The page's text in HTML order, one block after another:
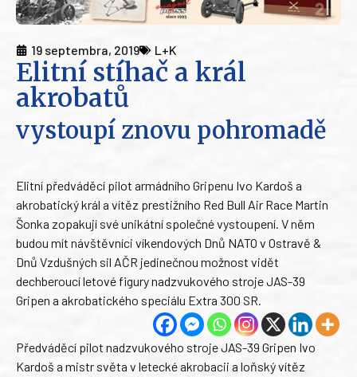
19 septembra, 2019 L+K
Elitní stíhač a král
akrobatů
vystoupí znovu pohromadě
Elitní předváděcí pilot armádního Gripenu Ivo Kardoš a
akrobatický král a vítěz prestižního Red Bull Air Race Martin
Šonka zopakují své unikátní společné vystoupení. V něm
budou mít návštěvníci víkendových Dnů NATO v Ostravě &
Dnů Vzdušných sil AČR jedinečnou možnost vidět
dechberoucí letové figury nadzvukového stroje JAS-39
Gripen a akrobatického speciálu Extra 300 SR.
Předváděcí pilot nadzvukového stroje JAS-39 Gripen Ivo
Kardoš a mistr světa v letecké akrobacii a loňský vítěz